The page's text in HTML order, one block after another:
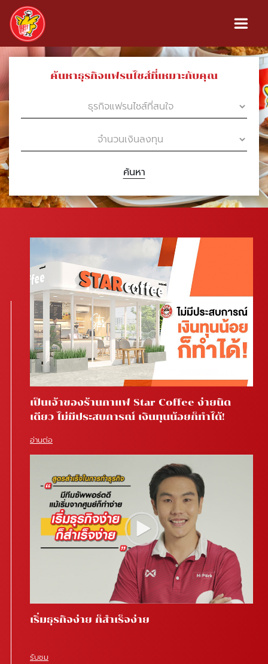
ค้นหาธุรกิจแฟรนไชส์ที่เหมาะกับคุณ
ค้นหา
เป็นเจ้าของร้านกาแฟ Star Coffee ง่ายนิด
เดียว ไม่มีประสบการณ์ เงินทุนน้อยก็ทำได้!
อ่านต่อ
เริ่มธุรกิจง่าย ก็สำเร็จง่าย
รับชม